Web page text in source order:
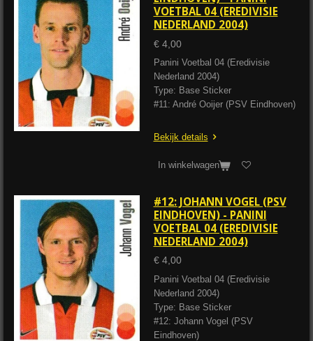
VOETBAL 04 (EREDIVISIE
NEDERLAND 2004)
€ 4,00
Panini Voetbal 04 (Eredivisie
Nederland 2004)
Type: Base Sticker
#11: André Ooijer (PSV Eindhoven)
Bekijk details
In winkelwagen
#12: JOHANN VOGEL (PSV
EINDHOVEN) - PANINI
VOETBAL 04 (EREDIVISIE
NEDERLAND 2004)
€ 4,00
Panini Voetbal 04 (Eredivisie
Nederland 2004)
Type: Base Sticker
#12: Johann Vogel (PSV
Eindhoven)